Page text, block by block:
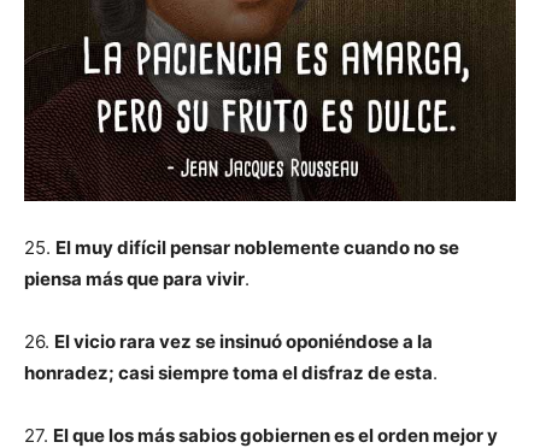
25. El muy difícil pensar noblemente cuando no se
piensa más que para vivir.
26. El vicio rara vez se insinuó oponiéndose a la
honradez; casi siempre toma el disfraz de esta.
27. El que los más sabios gobiernen es el orden mejor y